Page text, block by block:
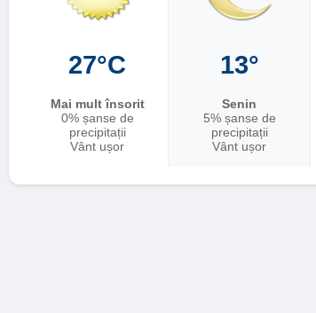
27°C
Mai mult însorit
0% șanse de
precipitații
Vânt ușor
13°
Senin
5% șanse de
precipitații
Vânt ușor